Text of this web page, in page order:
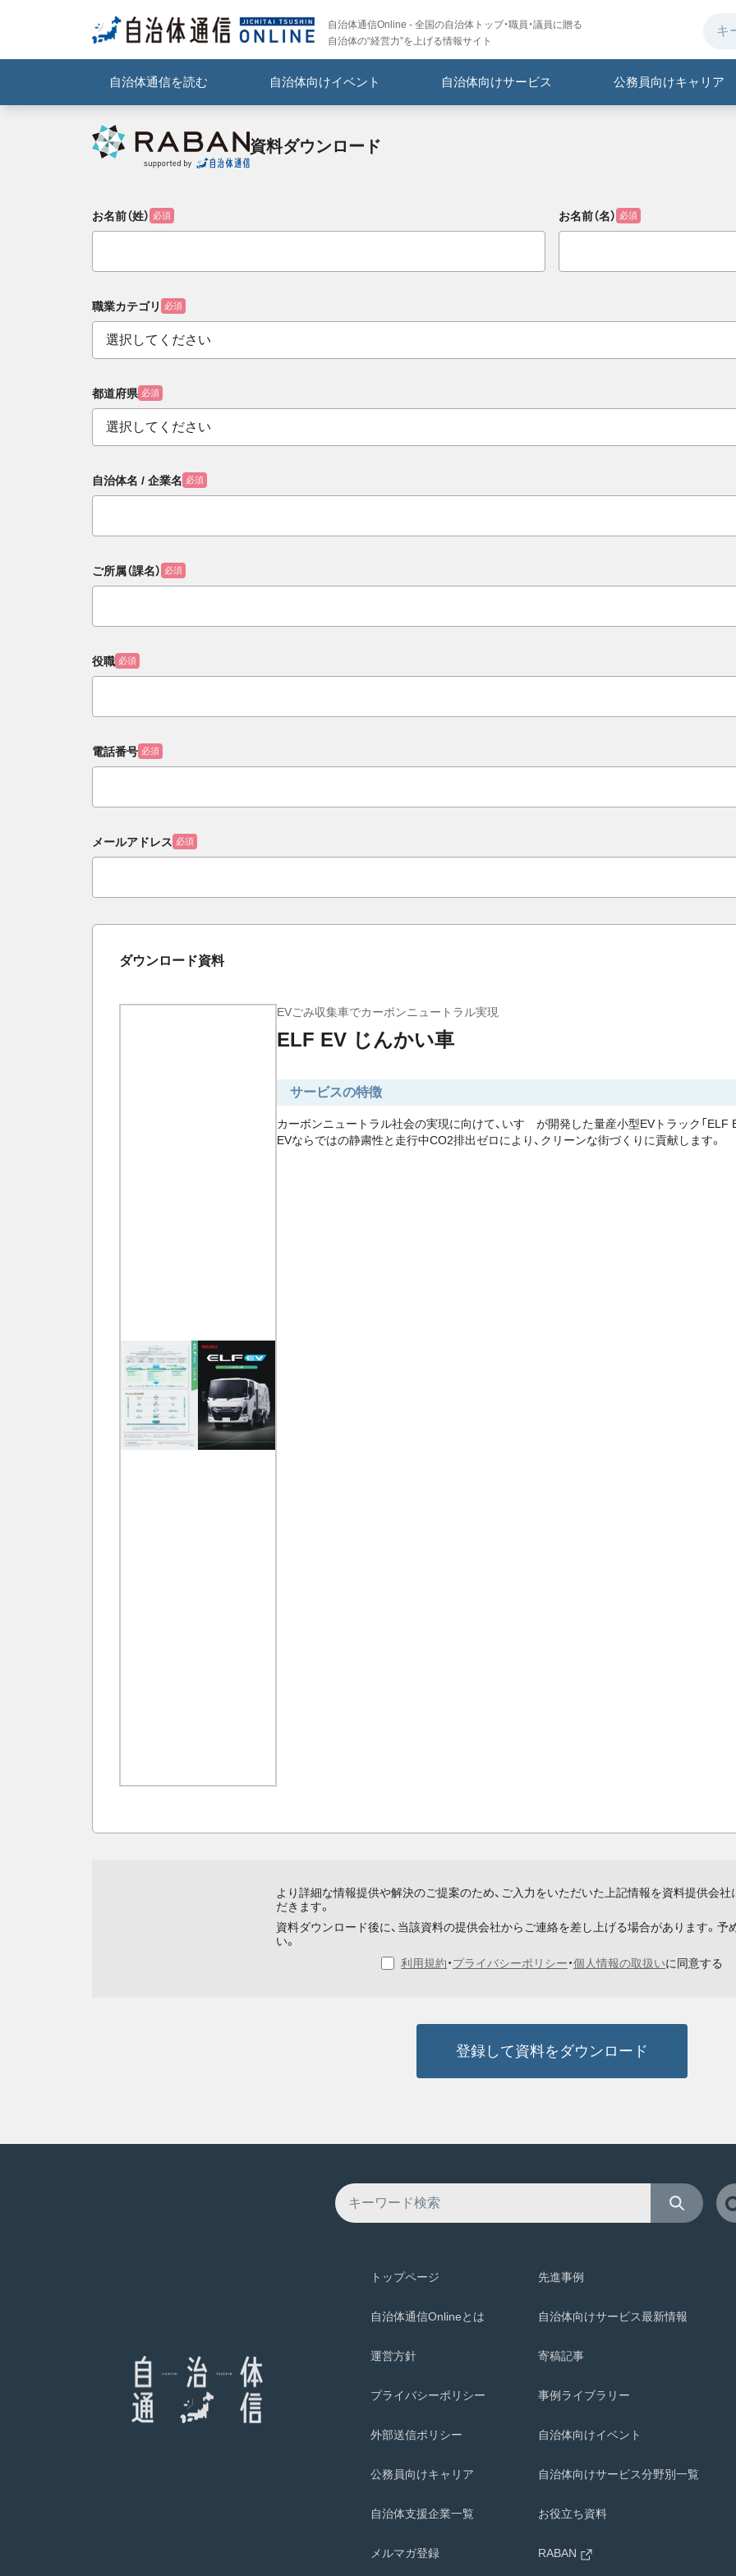
自治体通信Online - 全国の自治体トップ・職員・議員に贈る
自治体の“経営力”を上げる情報サイト
自治体通信を読む 自治体向けイベント 自治体向けサービス 公務員向けキャリア
資料ダウンロード
お名前（姓） 必須 お名前（名） 必須
職業カテゴリ 必須
都道府県 必須
自治体名 / 企業名 必須
ご所属（課名） 必須
役職 必須
電話番号 必須
メールアドレス 必須
ダウンロード資料
EVごみ収集車でカーボンニュートラル実現
ELF EV じんかい車
サービスの特徴
カーボンニュートラル社会の実現に向けて、いすゞが開発した量産小型EVトラック「ELF
EVならではの静粛性と走行中CO2排出ゼロにより、クリーンな街づくりに貢献します。
より詳細な情報提供や解決のご提案のため、ご入力をいただいた上記情報を資料提供会
だきます。
資料ダウンロード後に、当該資料の提供会社からご連絡を差し上げる場合があります。予
い。
利用規約・プライバシーポリシー・個人情報の取扱いに同意する
登録して資料をダウンロード
トップページ
自治体通信Onlineとは
運営方針
プライバシーポリシー
外部送信ポリシー
公務員向けキャリア
自治体支援企業一覧
メルマガ登録
先進事例
自治体向けサービス最新情報
寄稿記事
事例ライブラリー
自治体向けイベント
自治体向けサービス分野別一覧
お役立ち資料
RABAN